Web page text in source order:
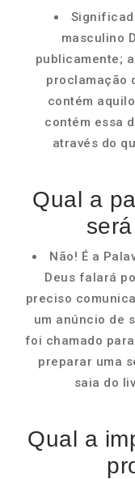
masculino
publicamente;
proclamação
contém
contém essa
através do
Qual a
Não! É a
Deus falará
preciso
um anúncio de
foi chamado
preparar uma
saia do
Qual a